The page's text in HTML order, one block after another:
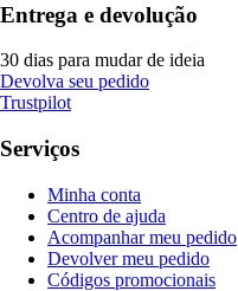
Entrega e devolução
30 dias para mudar de ideia
Devolva seu pedido
Trustpilot
Serviços
Minha conta
Centro de ajuda
Acompanhar meu pedido
Devolver meu pedido
Códigos promocionais